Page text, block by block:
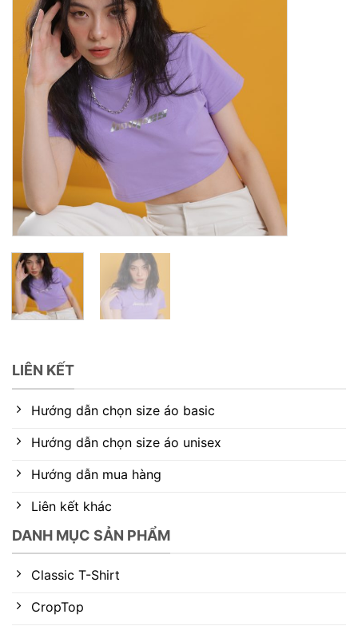
LIÊN KẾT
Hướng dẫn chọn size áo basic
Hướng dẫn chọn size áo unisex
Hướng dẫn mua hàng
Liên kết khác
DANH MỤC SẢN PHẨM
Classic T-Shirt
CropTop